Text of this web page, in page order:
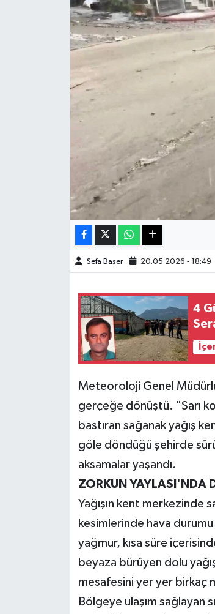
Sefa Başer 20.05.2026 - 18:49
4
Meteoroloji Genel
gerçeğe dönüştü. "Sarı
bastıran sağanak yağış
göle döndüğü şehirde
aksamalar yaşandı.
ZORKUN YAYLASI'NDA
Yağışın kent merkezinde
kesimlerinde hava
yağmur, kısa süre
beyaza bürüyen dolu
mesafesini yer yer birkaç
Bölgeye ulaşım sağlayan
Haberde İnsan
Kültür Sanat
Magazin
SürManşet
KAHRAMANMARAŞ